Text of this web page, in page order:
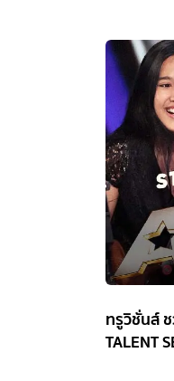
ทรูวิชั่นส์
TALENT